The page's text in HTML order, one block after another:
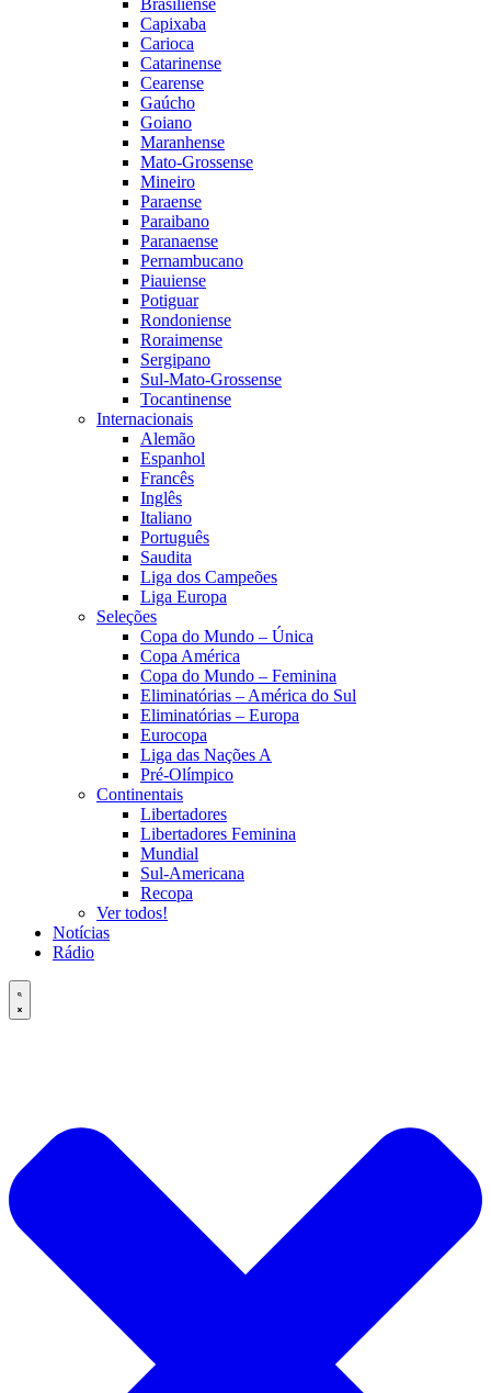
Capixaba
Carioca
Catarinense
Cearense
Gaúcho
Goiano
Maranhense
Mato-Grossense
Mineiro
Paraense
Paraibano
Paranaense
Pernambucano
Piauiense
Potiguar
Rondoniense
Roraimense
Sergipano
Sul-Mato-Grossense
Tocantinense
Internacionais
Alemão
Espanhol
Francês
Inglês
Italiano
Português
Saudita
Liga dos Campeões
Liga Europa
Seleções
Copa do Mundo – Única
Copa América
Copa do Mundo – Feminina
Eliminatórias – América do Sul
Eliminatórias – Europa
Eurocopa
Liga das Nações A
Pré-Olímpico
Continentais
Libertadores
Libertadores Feminina
Mundial
Sul-Americana
Recopa
Ver todos!
Notícias
Rádio